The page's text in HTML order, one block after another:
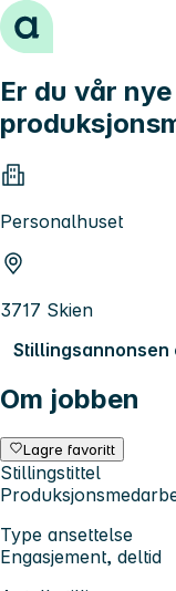
Hopp til innhold
Er du vår nye
Personalhuset
3717 Skien
Stillingsannonsen
Om jobben
Lagre favoritt
Stillingstittel
Type ansettelse
Engasjement, deltid